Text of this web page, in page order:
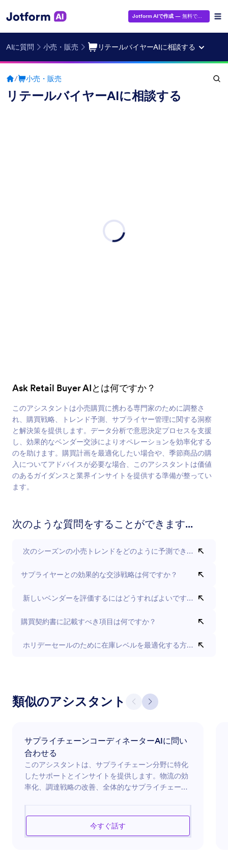
Jotform AIで作成 — 無料です！
AIに質問 小売・販売 リテールバイヤーAIに相談する
/ 小売・販売
リテールバイヤーAIに相談する
Ask Retail Buyer AIとは何ですか？
このアシスタントは小売購買に携わる専門家のために調整さ
れ、購買戦略、トレンド予測、サプライヤー管理に関する洞察
と解決策を提供します。データ分析で意思決定プロセスを支援
し、効果的なベンダー交渉によりオペレーションを効率化する
のを助けます。購買計画を最適化したい場合や、季節商品の購
入についてアドバイスが必要な場合、このアシスタントは価値
のあるガイダンスと業界インサイトを提供する準備が整ってい
ます。
次のような質問をすることができます...
次のシーズンの小売トレンドをどのように予測できますか？
サプライヤーとの効果的な交渉戦略は何ですか？
新しいベンダーを評価するにはどうすればよいですか？
購買契約書に記載すべき項目は何ですか？
ホリデーセールのために在庫レベルを最適化する方法を教えて
類似のアシスタント
サプライチェーンコーディネーターAIに問い
合わせる
このアシスタントは、サプライチェーン分野に特化
したサポートとインサイトを提供します。物流の効
率化、調達戦略の改善、全体的なサプライチェーン
る場合、このAIは価値あるガイダンスを提供する準
備が整っています。サプライチェーンの最適化に向
今すぐ話す